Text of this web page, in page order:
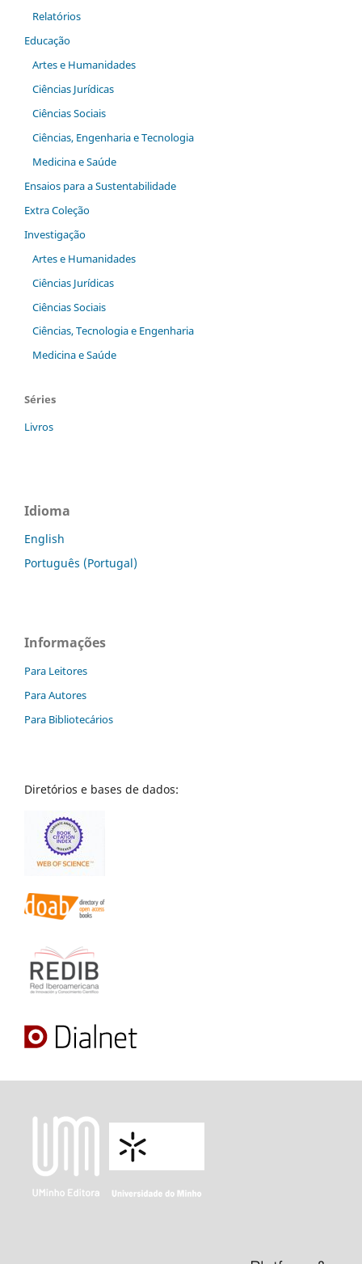
Relatórios
Educação
Artes e Humanidades
Ciências Jurídicas
Ciências Sociais
Ciências, Engenharia e Tecnologia
Medicina e Saúde
Ensaios para a Sustentabilidade
Extra Coleção
Investigação
Artes e Humanidades
Ciências Jurídicas
Ciências Sociais
Ciências, Tecnologia e Engenharia
Medicina e Saúde
Séries
Livros
Idioma
English
Português (Portugal)
Informações
Para Leitores
Para Autores
Para Bibliotecários
Diretórios e bases de dados: